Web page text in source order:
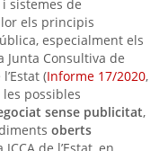
sistemes de
els principis
especialment els
Junta Consultiva de
(Informe 17/2020,
possibles
sense publicitat,
oberts